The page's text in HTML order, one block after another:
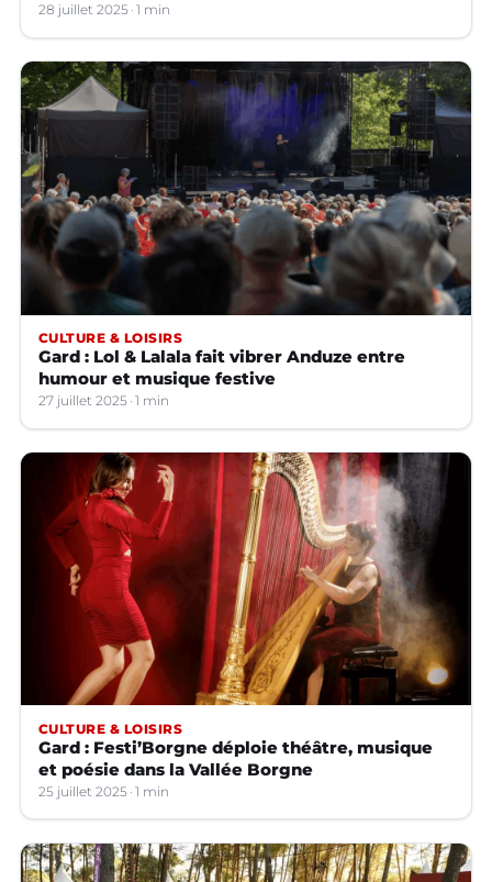
28 juillet 2025 1 min
CULTURE & LOISIRS
Gard : Lol & Lalala fait vibrer Anduze entre
humour et musique festive
27 juillet 2025 1 min
CULTURE & LOISIRS
Gard : Festi’Borgne déploie théâtre, musique
et poésie dans la Vallée Borgne
25 juillet 2025 1 min